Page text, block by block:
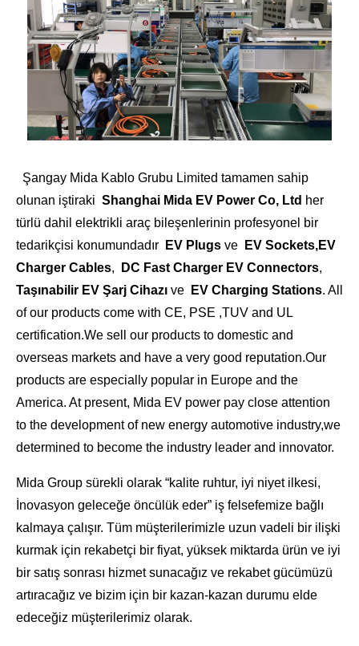
Şangay Mida Kablo Grubu Limited tamamen sahip
olunan iştiraki Shanghai Mida EV Power Co, Ltd her
türlü dahil elektrikli araç bileşenlerinin profesyonel bir
tedarikçisi konumundadır
EV Plugs ve
EV Sockets,EV
Charger Cables, DC Fast Charger EV Connectors,
Taşınabilir EV Şarj Cihazı ve EV Charging Stations. All
of our products come with CE, PSE ,TUV and UL
certification.We sell our products to domestic and
overseas markets and have a very good reputation.Our
products are especially popular in Europe and the
America. At present, Mida EV power pay close attention
to the development of new energy automotive industry,we
determined to become the industry leader and innovator.
Mida Group sürekli olarak “kalite ruhtur, iyi niyet ilkesi,
İnovasyon geleceğe öncülük eder” iş felsefemize bağlı
kalmaya çalışır. Tüm müşterilerimizle uzun vadeli bir ilişki
kurmak için rekabetçi bir fiyat, yüksek miktarda ürün ve iyi
bir satış sonrası hizmet sunacağız ve rekabet gücümüzü
artıracağız ve bizim için bir kazan-kazan durumu elde
edeceğiz müşterilerimiz olarak.